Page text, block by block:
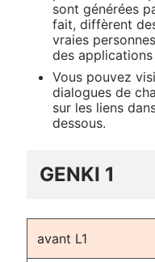
sont générées
fait, diffèrent
vraies
des applications
Vous pouvez
dialogues de
sur les liens
dessous.
GENKI 1
avant L1